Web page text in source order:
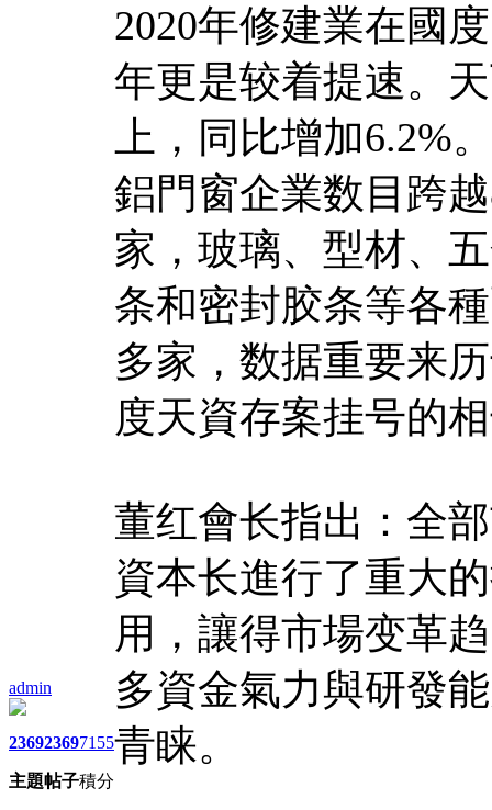
admin
2369
主題
2369
帖子
7155
積分
2020年修建業在國
年更是较着提速。
上，同比增加6.2%
鋁門窗企業数目跨
家，玻璃、型材、
条和密封胶条等各
多家，数据重要来
度天資存案挂号的
董红會长指出：全
資本长進行了重大
用，讓得市場变革
多資金氣力與研發
青睐。